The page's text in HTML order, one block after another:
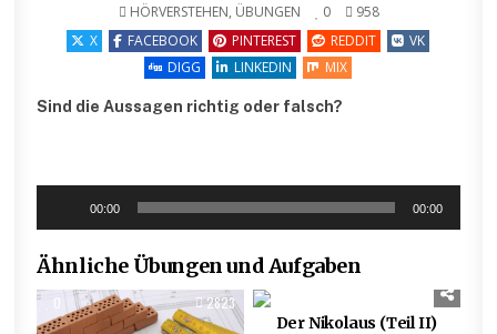
POSTED IN
HÖRVERSTEHEN, ÜBUNGEN 0
958
X
FACEBOOK PINTEREST REDDIT
VK
DIGG
LINKEDIN MIX
Sind die Aussagen richtig oder falsch?
00:00 00:00
Ähnliche Übungen und Aufgaben
0 2823 0 781
Der Nikolaus (Teil II)